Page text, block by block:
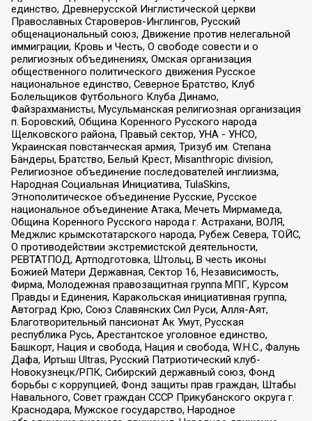
единство, Древнерусской Инглистической церкви
Православных Староверов-Инглингов, Русский
общенациональный союз, Движение против нелегальной
иммиграции, Кровь и Честь, О свободе совести и о
религиозных объединениях, Омская организация
общественного политического движения Русское
национальное единство, Северное Братство, Клуб
Болельщиков Футбольного Клуба Динамо,
Файзрахманисты, Мусульманская религиозная организация
п. Боровский, Община Коренного Русского народа
Щелковского района, Правый сектор, УНА - УНСО,
Украинская повстанческая армия, Тризуб им. Степана
Бандеры, Братство, Белый Крест, Misanthropic division,
Религиозное объединение последователей инглиизма,
Народная Социальная Инициатива, TulaSkins,
Этнополитическое объединение Русские, Русское
национальное объединение Атака, Мечеть Мирмамеда,
Община Коренного Русского народа г. Астрахани, ВОЛЯ,
Меджлис крымскотатарского народа, Рубеж Севера, ТОЙС,
О противодействии экстремистской деятельности,
РЕВТАТПОД, Артподготовка, Штольц, В честь иконы
Божией Матери Державная, Сектор 16, Независимость,
Фирма, Молодежная правозащитная группа МПГ, Курсом
Правды и Единения, Каракольская инициативная группа,
Автоград Крю, Союз Славянских Сил Руси, Алля-Аят,
Благотворительный пансионат Ак Умут, Русская
республика Русь, Арестантское уголовное единство,
Башкорт, Нация и свобода, Нация и свобода, W.H.С., Фалунь
Дафа, Иртыш Ultras, Русский Патриотический клуб-
Новокузнецк/РПК, Сибирский державный союз, Фонд
борьбы с коррупцией, Фонд защиты прав граждан, Штабы
Навального, Совет граждан СССР Прикубанского округа г.
Краснодара, Мужское государство, Народное